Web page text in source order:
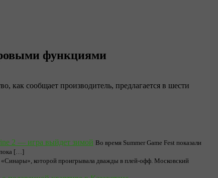
функциями
сообщает производитель, предлагается в шести
2 — игра выйдет зимой Во время Summer Game Fest показали
пока […]
«Синары», которой проигрывала дважды в плей-офф. Московский